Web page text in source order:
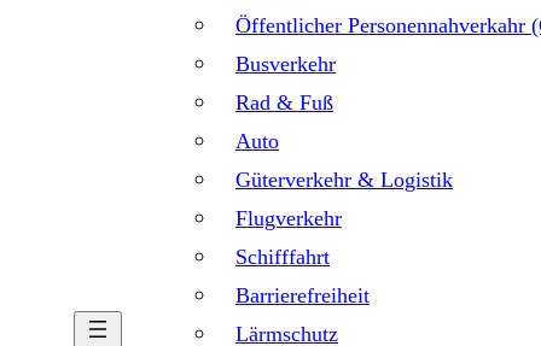
Öffentlicher Personennahverkahr
Busverkehr
Rad & Fuß
Auto
Güterverkehr & Logistik
Flugverkehr
Schifffahrt
Barrierefreiheit
Lärmschutz